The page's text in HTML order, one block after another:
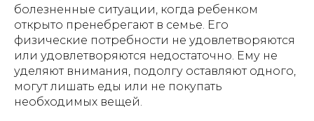
болезненные ситуации, когда ребенком
открыто пренебрегают в семье. Его
физические потребности не удовлетворяются
или удовлетворяются недостаточно. Ему не
уделяют внимания, подолгу оставляют одного,
могут лишать еды или не покупать
необходимых вещей.